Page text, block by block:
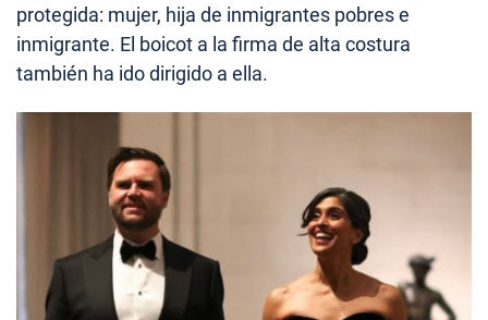
protegida: mujer, hija de inmigrantes pobres e
inmigrante. El boicot a la firma de alta costura
también ha ido dirigido a ella.